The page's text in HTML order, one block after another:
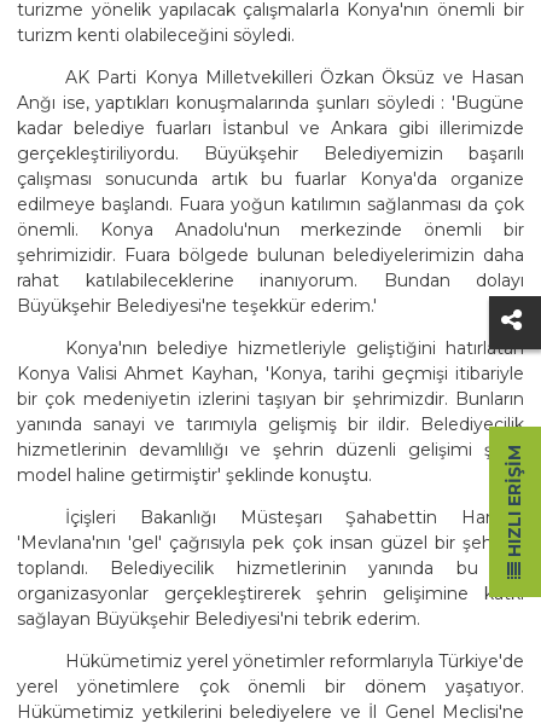
turizme yönelik yapılacak çalışmalarla Konya'nın önemli bir
turizm kenti olabileceğini söyledi.
AK Parti Konya Milletvekilleri Özkan Öksüz ve Hasan
Anğı ise, yaptıkları konuşmalarında şunları söyledi : 'Bugüne
kadar belediye fuarları İstanbul ve Ankara gibi illerimizde
gerçekleştiriliyordu. Büyükşehir Belediyemizin başarılı
çalışması sonucunda artık bu fuarlar Konya'da organize
edilmeye başlandı. Fuara yoğun katılımın sağlanması da çok
önemli. Konya Anadolu'nun merkezinde önemli bir
şehrimizidir. Fuara bölgede bulunan belediyelerimizin daha
rahat katılabileceklerine inanıyorum. Bundan dolayı
Büyükşehir Belediyesi'ne teşekkür ederim.'
Konya'nın belediye hizmetleriyle geliştiğini hatırlatan
Konya Valisi Ahmet Kayhan, 'Konya, tarihi geçmişi itibariyle
bir çok medeniyetin izlerini taşıyan bir şehrimizdir. Bunların
yanında sanayi ve tarımıyla gelişmiş bir ildir. Belediyecilik
hizmetlerinin devamlılığı ve şehrin düzenli gelişimi şehri
model haline getirmiştir' şeklinde konuştu.
İçişleri Bakanlığı Müsteşarı Şahabettin Harput,
'Mevlana'nın 'gel' çağrısıyla pek çok insan güzel bir şehirde
toplandı. Belediyecilik hizmetlerinin yanında bu tür
organizasyonlar gerçekleştirerek şehrin gelişimine katkı
sağlayan Büyükşehir Belediyesi'ni tebrik ederim.
Hükümetimiz yerel yönetimler reformlarıyla Türkiye'de
yerel yönetimlere çok önemli bir dönem yaşatıyor.
Hükümetimiz yetkilerini belediyelere ve İl Genel Meclisi'ne
HIZLI ERIŞIM